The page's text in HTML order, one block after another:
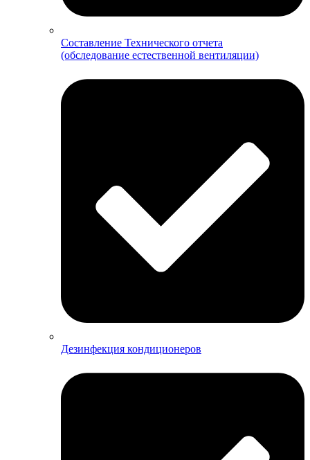
Составление Технического отчета
(обследование естественной вентиляции)
Дезинфекция кондиционеров